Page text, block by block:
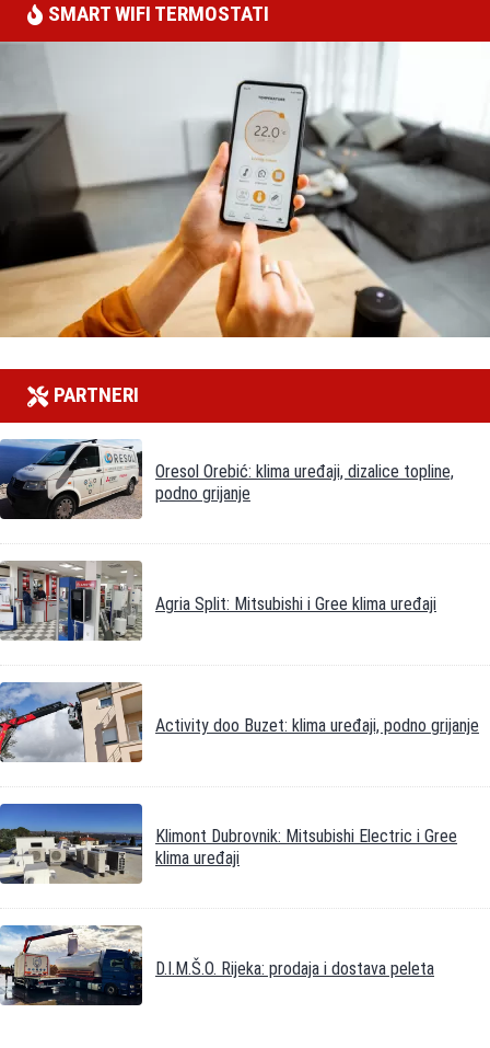
SMART WIFI TERMOSTATI
PARTNERI
Oresol Orebić: klima uređaji, dizalice topline,
podno grijanje
Agria Split: Mitsubishi i Gree klima uređaji
Activity doo Buzet: klima uređaji, podno grijanje
Klimont Dubrovnik: Mitsubishi Electric i Gree
klima uređaji
D.I.M.Š.O. Rijeka: prodaja i dostava peleta